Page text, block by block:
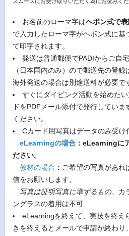
お名前のローマ字はヘボン式で表
で入力したローマ字がヘボン式に基
て印字されます。
発送は普通郵便でPADIからご自
（日本国内のみ）ので郵送先の登録
海外発送の場合は別途送料が必要で
すぐにダイビング活動を始めた
ドをPDFメール添付で発行してい
ください。
Cカード用写真はデータのみ受け
eLearningの場合：eLearningに
ださい。
教材の場合 ：ご希望の写真があ
信をお願いします。
写真は証明写真に準ずるもの、カ
ングラスの着用は不可
eLearningを終えて、実技を終え
きを終えるとメールで申請が終わ